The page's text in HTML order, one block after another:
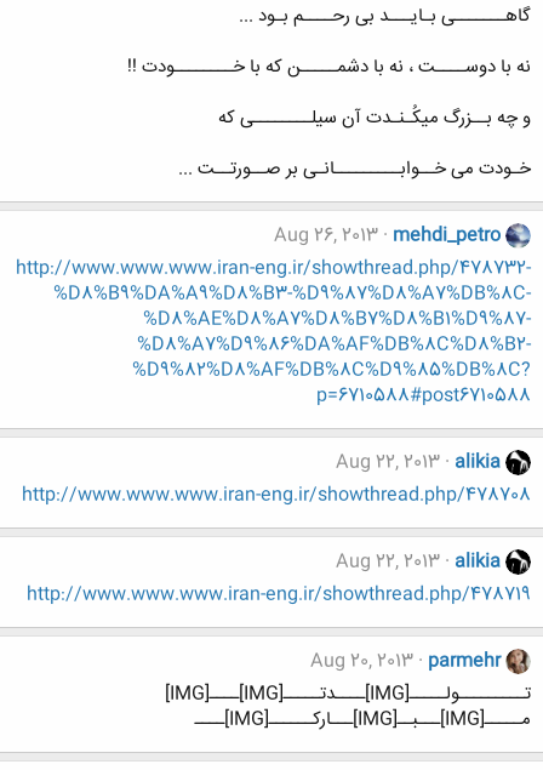
گاهـــــــی بـایـــد بی رحــــم بـود ...
نه با دوســــت ، نه با دشمـــــن که با خــــــــودت !!
و چه بــزرگ میكُـنـدت آن سیلــــــــی كه
خـودت می خــوابـــــــــانـی بر صــورتــت ...
mehdi_petro
Aug 26, 2013
http://www.www.www.iran-eng.ir/showthread.php/478732-
%D8%B9%DA%A9%D8%B3-%D9%87%D8%A7%DB%8C-
%D8%AE%D8%A7%D8%B7%D8%B1%D9%87-
%D8%A7%D9%86%DA%AF%DB%8C%D8%B2-
%D9%82%D8%AF%DB%8C%D9%85%DB%8C?
p=6710588#post6710588
alikia
Aug 22, 2013
http://www.www.www.iran-eng.ir/showthread.php/478708
alikia
Aug 22, 2013
http://www.www.www.iran-eng.ir/showthread.php/478719
parmehr
Aug 20, 2013
تـــــــــولـــــ[IMG]ــــدتـــــ[IMG]ــــ[IMG]
مـــــ[IMG]ـــبــ[IMG]ـــارکــــــ[IMG]ــــ